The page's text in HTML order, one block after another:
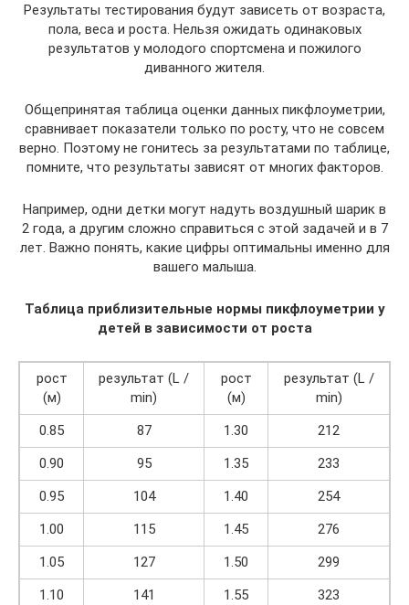
Результаты тестирования будут зависеть от возраста,
пола, веса и роста. Нельзя ожидать одинаковых
результатов у молодого спортсмена и пожилого
диванного жителя.
Общепринятая таблица оценки данных пикфлоуметрии,
сравнивает показатели только по росту, что не совсем
верно. Поэтому не гонитесь за результатами по таблице,
помните, что результаты зависят от многих факторов.
Например, одни детки могут надуть воздушный шарик в
2 года, а другим сложно справиться с этой задачей и в 7
лет. Важно понять, какие цифры оптимальны именно для
вашего малыша.
Таблица приблизительные нормы пикфлоуметрии у
детей в зависимости от роста
рост
(м)
результат (L /
min)
рост
(м)
результат (L /
min)
0.85
87 1.30
212
0.90
95 1.35
233
0.95
104 1.40
254
1.00
115 1.45
276
1.05
127 1.50
299
1.10
141 1.55
323